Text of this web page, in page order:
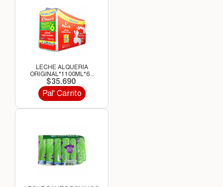
LECHE ALQUERIA
ORIGINAL*1100ML*6...
$35.690
Pal' Carrito